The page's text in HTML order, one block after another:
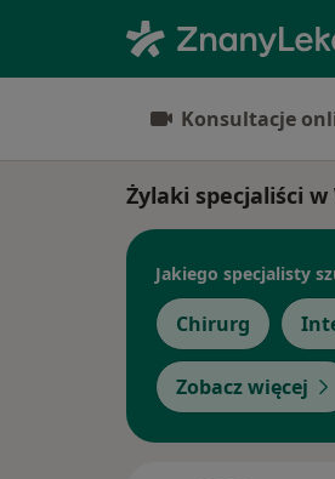
Konsultacje
Żylaki specjaliści w
Jakiego specjalisty
Chirurg
Zobacz więcej